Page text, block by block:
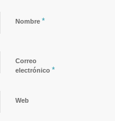
Nombre *
Correo
electrónico *
Web